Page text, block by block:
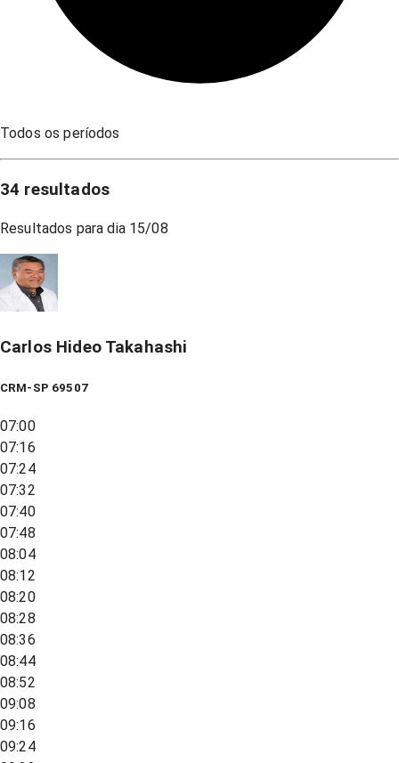
Todos os períodos
34 resultados
Resultados para dia 15/08
Carlos Hideo Takahashi
CRM-SP 69507
07:00
07:16
07:24
07:32
07:40
07:48
08:04
08:12
08:20
08:28
08:36
08:44
08:52
09:08
09:16
09:24